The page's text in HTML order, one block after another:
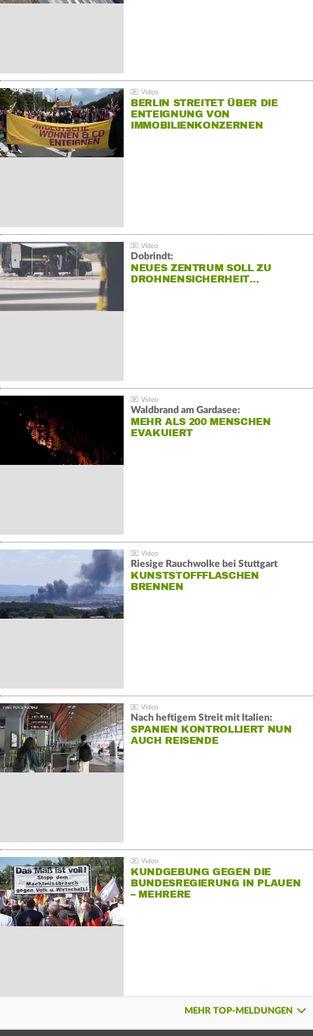
BERLIN STREITET ÜBER DIE
ENTEIGNUNG VON
IMMOBILIENKONZERNEN
Dobrindt:
NEUES ZENTRUM SOLL ZU
DROHNENSICHERHEIT…
Waldbrand am Gardasee:
MEHR ALS 200 MENSCHEN
EVAKUIERT
Riesige Rauchwolke bei Stuttgart
KUNSTSTOFFFLASCHEN
BRENNEN
Nach heftigem Streit mit Italien:
SPANIEN KONTROLLIERT NUN
AUCH REISENDE
KUNDGEBUNG GEGEN DIE
BUNDESREGIERUNG IN PLAUEN
– MEHRERE
MEHR TOP-MELDUNGEN